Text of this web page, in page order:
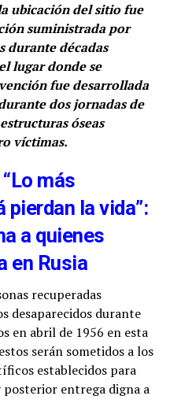
ubicación del sitio fue
suministrada por
durante décadas
lugar donde se
fue desarrollada
dos jornadas de
óseas
víctimas.
más
pierdan la vida”:
a quienes
en Rusia
recuperadas
desaparecidos durante
en abril de 1956 en esta
serán sometidos a los
establecidos para
entrega digna a